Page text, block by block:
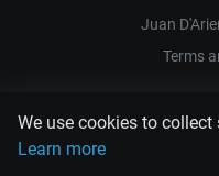
We use cookies to
Learn more
Juan
Terms
EL